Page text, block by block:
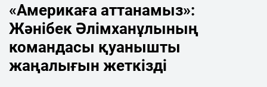
«Америкаға аттанамыз»:
Жәнібек Әлімханұлының
командасы қуанышты
жаңалығын жеткізді